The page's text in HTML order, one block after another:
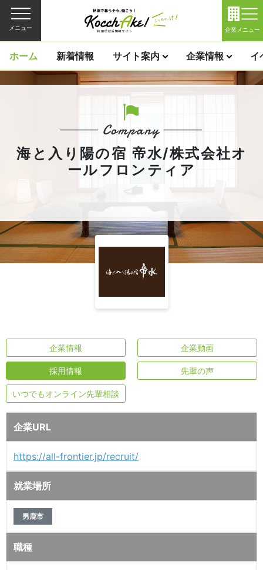
メニュー 企業メニュー
ホーム 新着情報 サイト案内 企業情報 イ
海と入り陽の宿 帝水/株式会社オ
ールフロンティア
企業情報 企業動画
採用情報 先輩の声
いつでもオンライン先輩相談
企業URL
https://all-frontier.jp/recruit/
就業場所
男鹿市
職種